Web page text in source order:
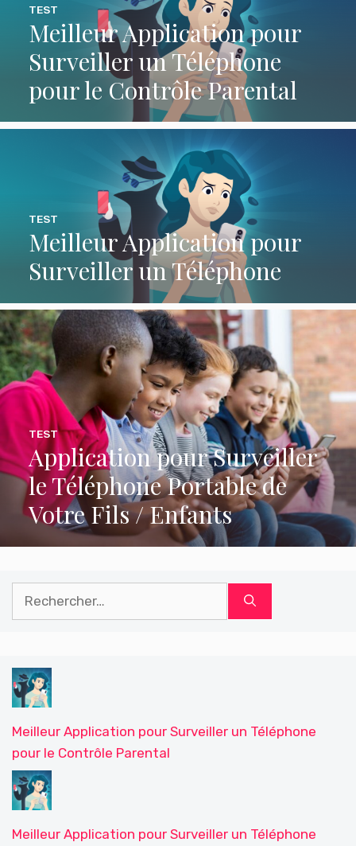
Meilleur Application pour
Surveiller un Téléphone
pour le Contrôle Parental
TEST
Meilleur Application pour
Surveiller un Téléphone
TEST
Application pour Surveiller
le Téléphone Portable de
Votre Fils / Enfants
TEST
Meilleur Application pour Surveiller un Téléphone
pour le Contrôle Parental
Meilleur Application pour Surveiller un Téléphone